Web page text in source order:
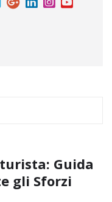
Guida
gli Sforzi